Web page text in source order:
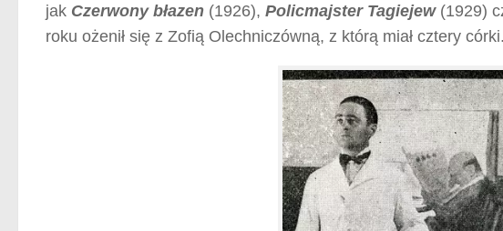
jak Czerwony błazen (1926), Policmajster Tagiejew(1929)
roku ożenił się z Zofią Olechniczówną, z którą miał cztery córki.